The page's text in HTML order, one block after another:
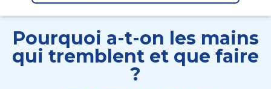
Pourquoi a-t-on les mains
qui tremblent et que faire
?